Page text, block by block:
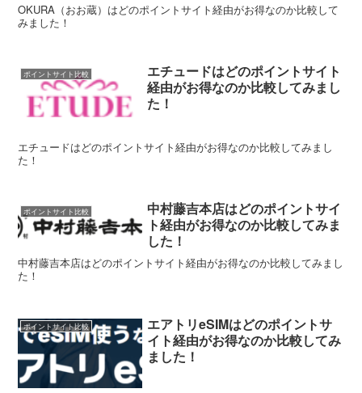
OKURA（おお蔵）はどのポイントサイト経由がお得なのか比較して
みました！
ポイントサイト比較
エチュードはどのポイントサイト
経由がお得なのか比較してみまし
た！
エチュードはどのポイントサイト経由がお得なのか比較してみまし
た！
ポイントサイト比較
中村藤吉本店はどのポイントサイ
ト経由がお得なのか比較してみま
した！
中村藤吉本店はどのポイントサイト経由がお得なのか比較してみまし
た！
ポイントサイト比較
エアトリeSIMはどのポイントサ
イト経由がお得なのか比較してみ
ました！